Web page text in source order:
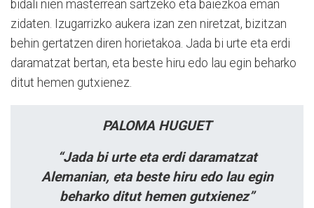
bidali nien masterrean sartzeko eta baiezkoa eman
zidaten. Izugarrizko aukera izan zen niretzat, bizitzan
behin gertatzen diren horietakoa. Jada bi urte eta erdi
daramatzat bertan, eta beste hiru edo lau egin beharko
ditut hemen gutxienez.
PALOMA HUGUET
“Jada bi urte eta erdidaramatzat
Alemanian, eta beste hiru edo lauegin
beharko dituthemen gutxienez”